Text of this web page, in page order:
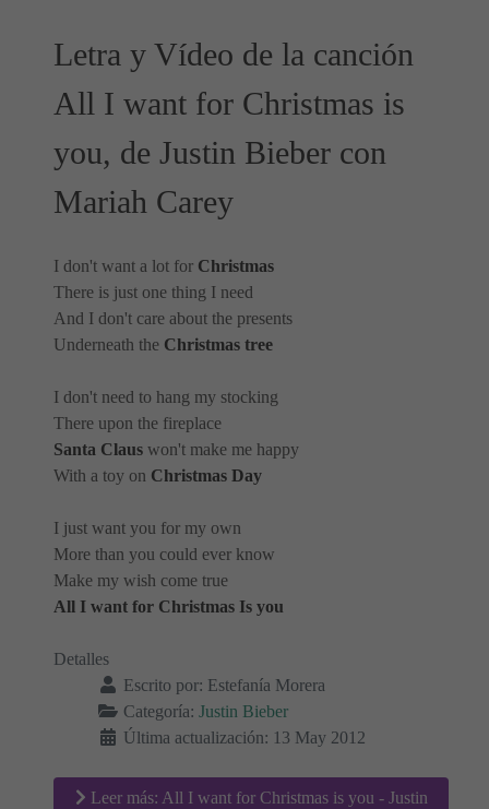
Letra y Vídeo de la canción
All I want for Christmas is
you, de Justin Bieber con
Mariah Carey
I don't want a lot for Christmas
There is just one thing I need
And I don't care about the presents
Underneath the Christmas tree
I don't need to hang my stocking
There upon the fireplace
Santa Claus won't make me happy
With a toy on Christmas Day
I just want you for my own
More than you could ever know
Make my wish come true
All I want for Christmas Is you
Detalles
Escrito por: Estefanía Morera
Categoría: Justin Bieber
Última actualización: 13 May 2012
Leer más: All I want for Christmas is you - Justin